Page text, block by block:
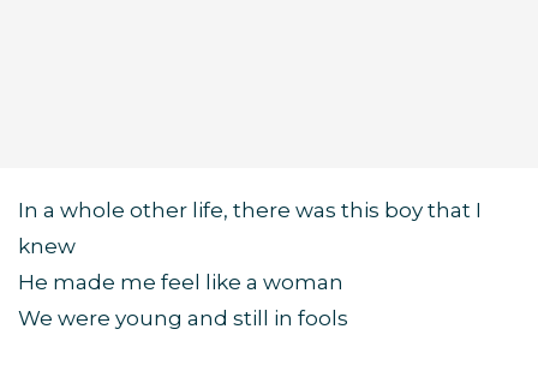
In a whole other life, there was this boy that I
knew
He made me feel like a woman
We were young and still in fools